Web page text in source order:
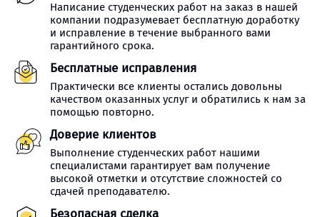
Написание студенческих работ на заказ в нашей
компании подразумевает бесплатную доработку
и исправление в течение выбранного вами
гарантийного срока.
Бесплатные исправления
Практически все клиенты остались довольны
качеством оказанных услуг и обратились к нам за
помощью повторно.
Доверие клиентов
Выполнение студенческих работ нашими
специалистами гарантирует вам получение
высокой отметки и отсутствие сложностей со
сдачей преподавателю.
Безопасная сделка